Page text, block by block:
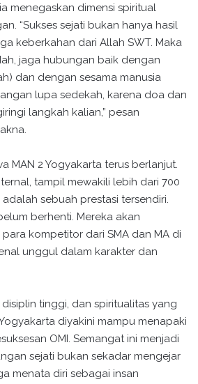
menegaskan dimensi spiritual
“Sukses sejati bukan hanya hasil
keberkahan dari Allah SWT. Maka
jaga hubungan baik dengan
dan dengan sesama manusia
lupa sedekah, karena doa dan
langkah kalian,” pesan
MAN 2 Yogyakarta terus berlanjut.
tampil mewakili lebih dari 700
sebuah prestasi tersendiri.
berhenti. Mereka akan
kompetitor dari SMA dan MA di
unggul dalam karakter dan
tinggi, dan spiritualitas yang
diyakini mampu menapaki
OMI. Semangat ini menjadi
sejati bukan sekadar mengejar
menata diri sebagai insan